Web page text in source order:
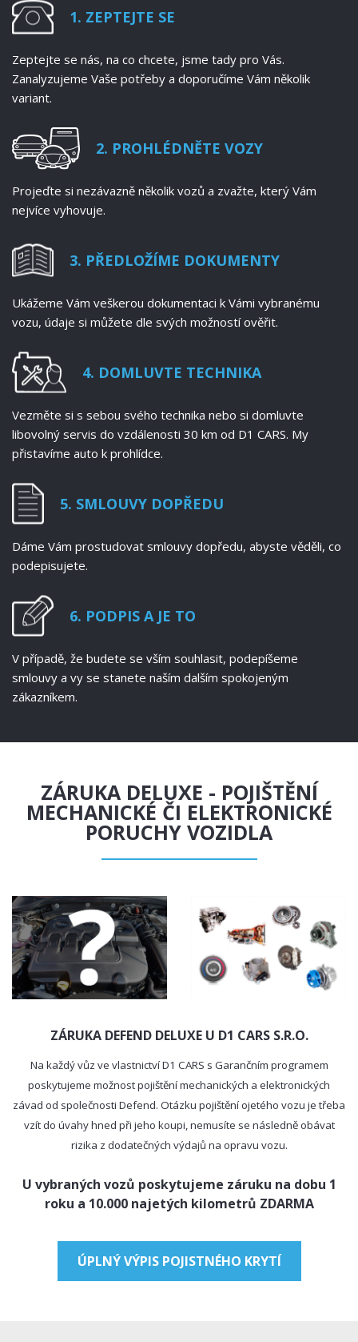
1. ZEPTEJTE SE
Zeptejte se nás, na co chcete, jsme tady pro Vás.
Zanalyzujeme Vaše potřeby a doporučíme Vám několik
variant.
2. PROHLÉDNĚTE VOZY
Projeďte si nezávazně několik vozů a zvažte, který Vám
nejvíce vyhovuje.
3. PŘEDLOŽÍME DOKUMENTY
Ukážeme Vám veškerou dokumentaci k Vámi vybranému
vozu, údaje si můžete dle svých možností ověřit.
4. DOMLUVTE TECHNIKA
Vezměte si s sebou svého technika nebo si domluvte
libovolný servis do vzdálenosti 30 km od D1 CARS. My
přistavíme auto k prohlídce.
5. SMLOUVY DOPŘEDU
Dáme Vám prostudovat smlouvy dopředu, abyste věděli, co
podepisujete.
6. PODPIS A JE TO
V případě, že budete se vším souhlasit, podepíšeme
smlouvy a vy se stanete naším dalším spokojeným
zákazníkem.
ZÁRUKA DELUXE - POJIŠTĚNÍ
MECHANICKÉ ČI ELEKTRONICKÉ
PORUCHY VOZIDLA
ZÁRUKA DEFEND DELUXE U D1 CARS S.R.O.
Na každý vůz ve vlastnictví D1 CARS s Garančním programem
poskytujeme možnost pojištění mechanických a elektronických
závad od společnosti Defend. Otázku pojištění ojetého vozu je třeba
vzít do úvahy hned při jeho koupi, nemusíte se následně obávat
rizika z dodatečných výdajů na opravu vozu.
U vybraných vozů poskytujeme záruku na dobu 1
roku a 10.000 najetých kilometrů ZDARMA
ÚPLNÝ VÝPIS POJISTNÉHO KRYTÍ